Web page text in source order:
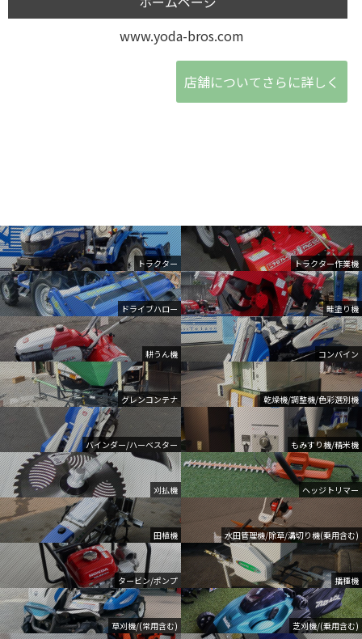
トラクター トラクター作業機
ドライブハロー 畦塗り機
耕うん機 コンバイン
グレンコンテナ 乾燥機/調整機/色彩選別機
バインダー/ハーベスター もみすり機/精米機
刈払機 ヘッジトリマー
田植機 水田管理機/除草/溝切り機(乗用含む)
タービン/ポンプ 播種機
草刈機/(常用含む) 芝刈機/(乗用含む)
www.yoda-bros.com
店舗についてさらに詳しく